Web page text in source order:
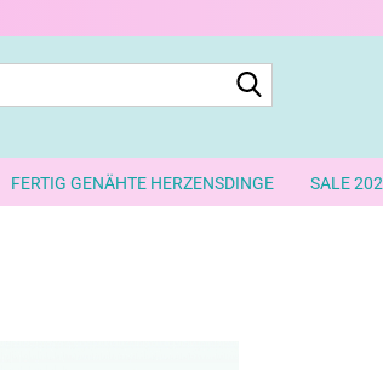
FERTIG GENÄHTE HERZENSDINGE SALE